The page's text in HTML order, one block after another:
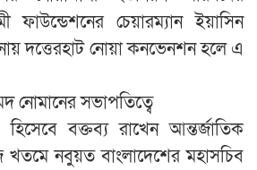
ফাউন্ডেশনের চেয়ারম্যান ইয়াসিন
দত্তেরহাট নোয়া কনভেনশন হলে এ
নোমানের সভাপতিত্বে
বক্তব্য রাখেন আন্তর্জাতিক
নবুয়ত বাংলাদেশের মহাসচিব